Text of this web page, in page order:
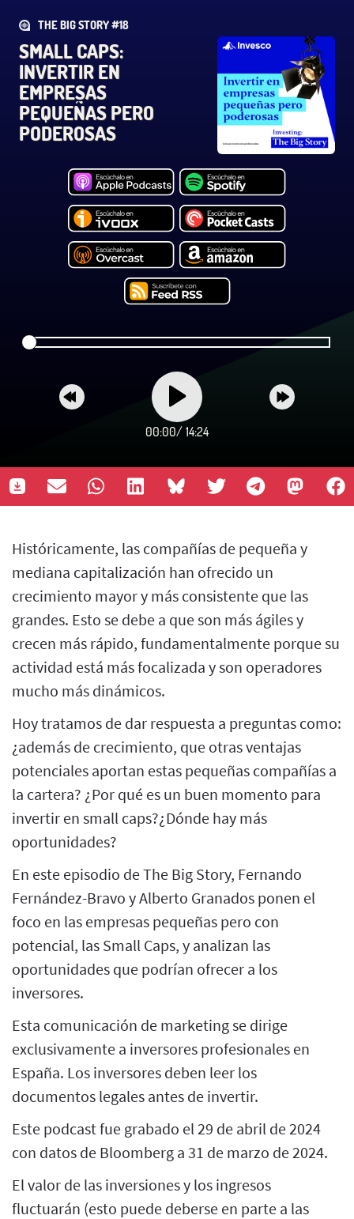
THE BIG STORY #18
SMALL CAPS:
INVERTIR EN
EMPRESAS
PEQUEÑAS PERO
PODEROSAS
00:00/ 14:24
Históricamente, las compañías de pequeña y
mediana capitalización han ofrecido un
crecimiento mayor y más consistente que las
grandes. Esto se debe a que son más ágiles y
crecen más rápido, fundamentalmente porque su
actividad está más focalizada y son operadores
mucho más dinámicos.
Hoy tratamos de dar respuesta a preguntas como:
¿además de crecimiento, que otras ventajas
potenciales aportan estas pequeñas compañías a
la cartera? ¿Por qué es un buen momento para
invertir en small caps?¿Dónde hay más
oportunidades?
En este episodio de The Big Story, Fernando
Fernández-Bravo y Alberto Granados ponen el
foco en las empresas pequeñas pero con
potencial, las Small Caps, y analizan las
oportunidades que podrían ofrecer a los
inversores.
Esta comunicación de marketing se dirige
exclusivamente a inversores profesionales en
España. Los inversores deben leer los
documentos legales antes de invertir.
Este podcast fue grabado el 29 de abril de 2024
con datos de Bloomberg a 31 de marzo de 2024.
El valor de las inversiones y los ingresos
fluctuarán (esto puede deberse en parte a las